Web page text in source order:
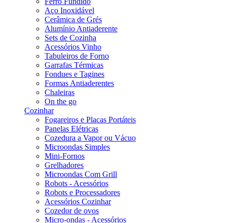
Aço Inoxidável
Cerâmica de Grés
Alumínio Antiaderente
Sets de Cozinha
Acessórios Vinho
Tabuleiros de Forno
Garrafas Térmicas
Fondues e Tagines
Formas Antiaderentes
Chaleiras
On the go
Cozinhar
Fogareiros e Placas Portáteis
Panelas Elétricas
Cozedura a Vapor ou Vácuo
Microondas Simples
Mini-Fornos
Grelhadores
Microondas Com Grill
Robots - Acessórios
Robots e Processadores
Acessórios Cozinhar
Cozedor de ovos
Micro-ondas - Acessórios